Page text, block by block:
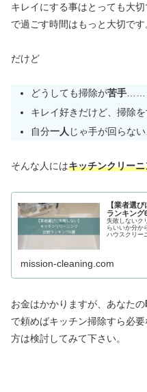
キレイにする事はとっても大
で過ごす時間はもっと大切です
だけど
どうしても掃除が苦手……
キレイ好きだけど、掃除を
自分一人 じゃ手が回らな
そんな人にはキッチンクリーニ
【業者選
ランキング
失敗しないク
らいいか分か
ハウスクリー
mission-cleaning.com
お金はかかりますが、あなたの
で頼めばキッチン掃除すら必
方は検討してみて下さい。